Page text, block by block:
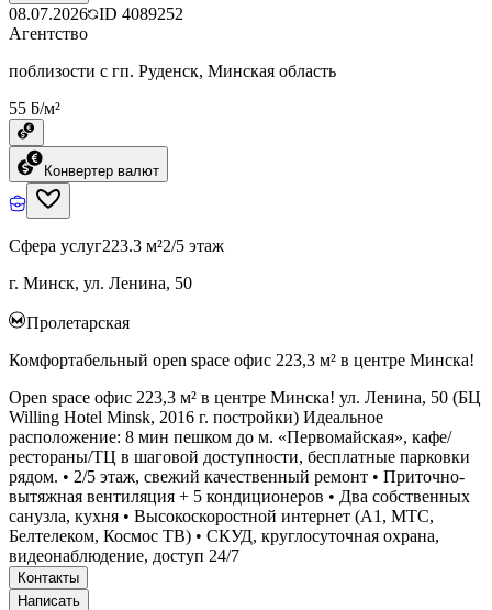
08.07.2026 ID 4089252
Агентство
поблизости с гп. Руденск, Минская область
55 ƃ/м²
Конвертер валют
Сфера услуг223.3 м²2/5 этаж
г. Минск, ул. Ленина, 50
Пролетарская
Комфортабельный open space офис 223,3 м² в центре Минска!
Open space офис 223,3 м² в центре Минска! ул. Ленина, 50 (БЦ
Willing Hotel Minsk, 2016 г. постройки) Идеальное
расположение: 8 мин пешком до м. «Первомайская», кафе/
рестораны/ТЦ в шаговой доступности, бесплатные парковки
рядом. • 2/5 этаж, свежий качественный ремонт • Приточно-
вытяжная вентиляция + 5 кондиционеров • Два собственных
санузла, кухня • Высокоскоростной интернет (А1, МТС,
Белтелеком, Космос ТВ) • СКУД, круглосуточная охрана,
видеонаблюдение, доступ 24/7
Контакты
Написать